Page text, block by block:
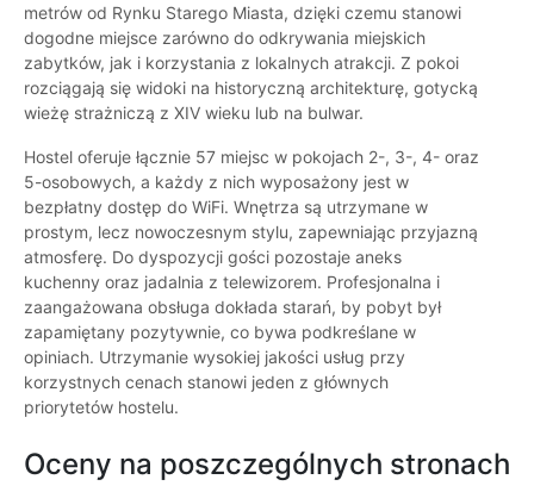
metrów od Rynku Starego Miasta, dzięki czemu stanowi
dogodne miejsce zarówno do odkrywania miejskich
zabytków, jak i korzystania z lokalnych atrakcji. Z pokoi
rozciągają się widoki na historyczną architekturę, gotycką
wieżę strażniczą z XIV wieku lub na bulwar.
Hostel oferuje łącznie 57 miejsc w pokojach 2-, 3-, 4- oraz
5-osobowych, a każdy z nich wyposażony jest w
bezpłatny dostęp do WiFi. Wnętrza są utrzymane w
prostym, lecz nowoczesnym stylu, zapewniając przyjazną
atmosferę. Do dyspozycji gości pozostaje aneks
kuchenny oraz jadalnia z telewizorem. Profesjonalna i
zaangażowana obsługa dokłada starań, by pobyt był
zapamiętany pozytywnie, co bywa podkreślane w
opiniach. Utrzymanie wysokiej jakości usług przy
korzystnych cenach stanowi jeden z głównych
priorytetów hostelu.
Oceny na poszczególnych stronach